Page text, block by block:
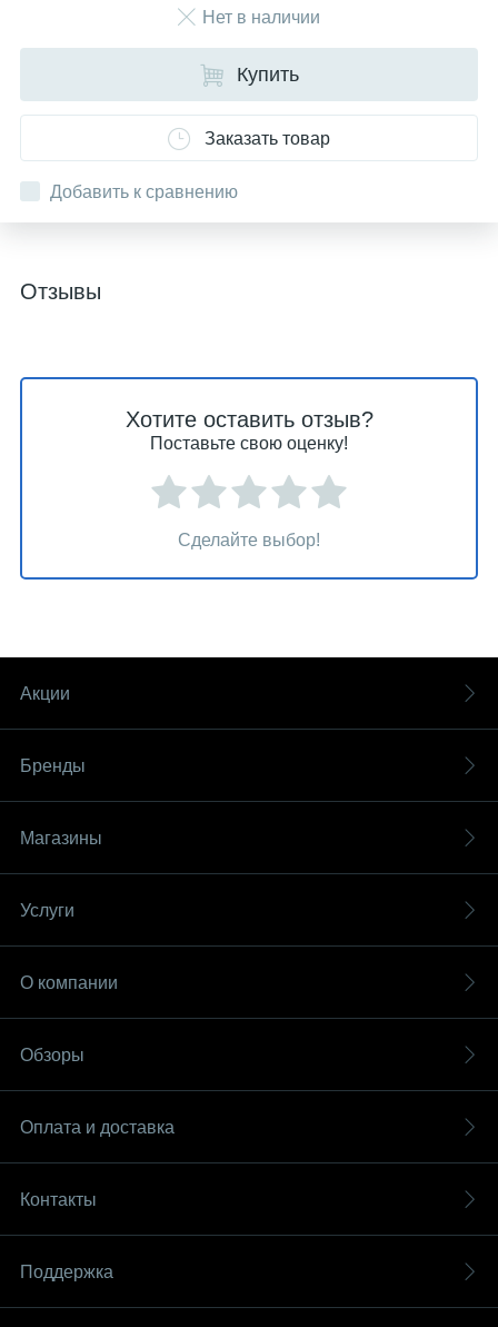
Нет в наличии
Купить
Заказать товар
Добавить к сравнению
Отзывы
Хотите оставить отзыв?
Поставьте свою оценку!
Сделайте выбор!
Акции
Бренды
Магазины
Услуги
О компании
Обзоры
Оплата и доставка
Контакты
Поддержка